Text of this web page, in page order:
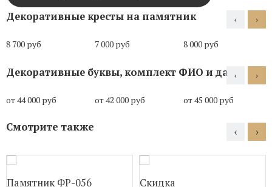
Декоративные кресты на памятник
8 700 руб 7 000 руб 8 000 руб
‹ ›
Декоративные буквы, комплект ФИО и даты
от 44 000 руб от 42 000 руб от 45 000 руб
‹ ›
Смотрите также
Памятник ФР-056
Скидка
‹ ›